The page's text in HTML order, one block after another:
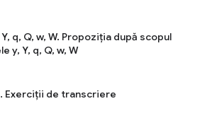
q, Q, w, W. Propoziția după scopul
y, Y, q, Q, w, W
Exerciții de transcriere